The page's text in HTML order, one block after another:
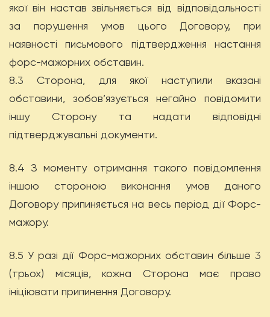
якої він настав звільняється від відповідальності
за порушення умов цього Договору, при
наявності письмового підтвердження настання
форс-мажорних обставин.
8.3 Сторона, для якої наступили вказані
обставини, зобов’язується негайно повідомити
іншу Сторону та надати відповідні
підтверджувальні документи.
8.4 З моменту отримання такого повідомлення
іншою стороною виконання умов даного
Договору припиняється на весь період дії Форс-
мажору.
8.5 У разі дії Форс-мажорних обставин більше 3
(трьох) місяців, кожна Сторона має право
ініціювати припинення Договору.